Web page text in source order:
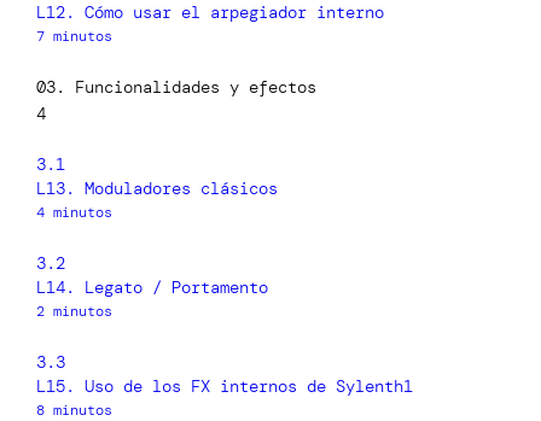
L12. Cómo usar el arpegiador interno
7 minutos
03. Funcionalidades y efectos
4
3.1
L13. Moduladores clásicos
4 minutos
3.2
L14. Legato / Portamento
2 minutos
3.3
L15. Uso de los FX internos de Sylenth1
8 minutos